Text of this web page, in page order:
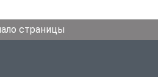
страницы